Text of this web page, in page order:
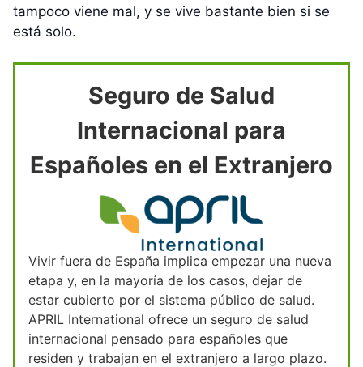
tampoco viene mal, y se vive bastante bien si se
está solo.
Seguro de Salud
Internacional para
Españoles en el Extranjero
Vivir fuera de España implica empezar una nueva
etapa y, en la mayoría de los casos, dejar de
estar cubierto por el sistema público de salud.
APRIL International ofrece un seguro de salud
internacional pensado para españoles que
residen y trabajan en el extranjero a largo plazo.